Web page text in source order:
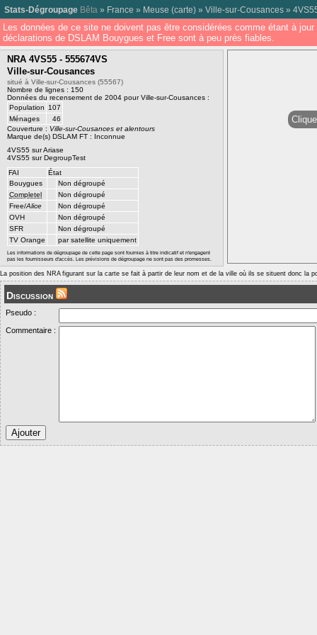
Stats-Dégroupage Bêta » France » Meuse (carte) » Ville-sur-Cousances »
Les données de ce site ne doivent pas être considérées comme étant à
déclarations de DSLAM Bouygues et Free sont à peu près fiables.
NRA 4VS55 - 555674VS
Ville-sur-Cousances
situé à Ville-sur-Cousances (55567)
Nombre de lignes : 150
Données du recensement de 2004 pour Ville-sur-Cousances :
Population
107
Ménages
46
Couverture : Ville-sur-Cousances et alentours
Marque de(s) DSLAM FT : Inconnue
4VS55 sur Ariase
4VS55 sur DegroupTest
FAI
État
Bouygues
Non dégroupé
Completel
Non dégroupé
Free/Alice
Non dégroupé
OVH
Non dégroupé
SFR
Non dégroupé
TV Orange
par satellite uniquement
Les informations de dégroupage de cette page sont fournies à titre indicatif et n'engagent
pas les fournisseurs d'accès. Les prévisions de dégroupage ne sont pas des promesses.
La position des NRA figurant sur la carte se fait à partir de leur nom et de la ville où ils se situent donc la
Discussion
Pseudo :
Commentaire :